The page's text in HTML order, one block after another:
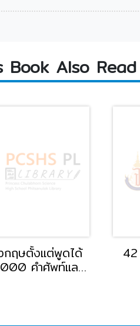
Book Also Read
กฤษตั้งแต่พูดได้
คำศัพท์และ